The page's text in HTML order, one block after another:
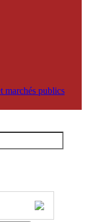
marchés publics